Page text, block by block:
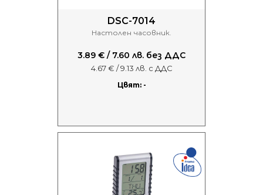
DSC-7014
Настолен часовник.
3.89 € / 7.60 лв. без ДДС
4.67 € / 9.13 лв. с ДДС
Цвят: -